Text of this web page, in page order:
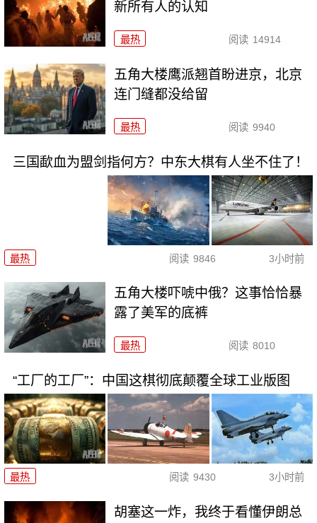
新所有人的认知
最热 阅读 14914
五角大楼鹰派翘首盼进京，北京
连门缝都没给留
最热 阅读 9940
三国歃血为盟剑指何方？中东大棋有人坐不住了！
最热 阅读 9846 3小时前
五角大楼吓唬中俄？这事恰恰暴
露了美军的底裤
最热 阅读 8010
“工厂的工厂”：中国这棋彻底颠覆全球工业版图
最热 阅读 9430 3小时前
胡塞这一炸，我终于看懂伊朗总